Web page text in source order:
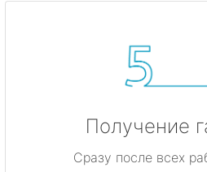
Получение
Сразу после всех